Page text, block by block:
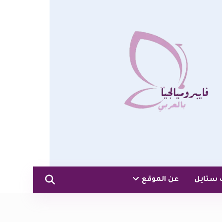
ستايل عن الموقع